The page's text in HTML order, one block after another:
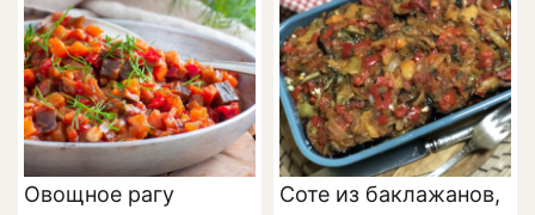
Овощное рагу
Соте из баклажанов,